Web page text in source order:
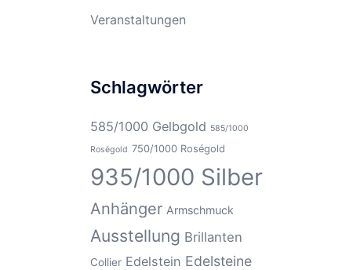
Veranstaltungen
Schlagwörter
585/1000 Gelbgold 585/1000
Roségold 750/1000 Roségold
935/1000 Silber
Anhänger Armschmuck
Ausstellung Brillanten
Collier Edelstein Edelsteine